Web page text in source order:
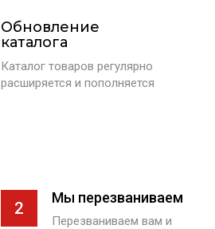
Обновление
каталога
Каталог товаров регулярно
расширяется и пополняется
2
Мы перезваниваем
Перезваниваем вам и